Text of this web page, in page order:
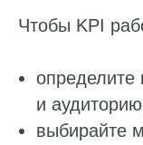
Чтобы KPI
определите
и
выбирайте